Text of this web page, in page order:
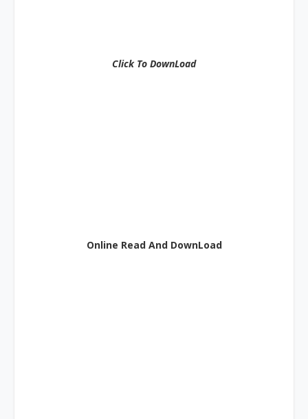
Click To DownLoad
Online Read And DownLoad